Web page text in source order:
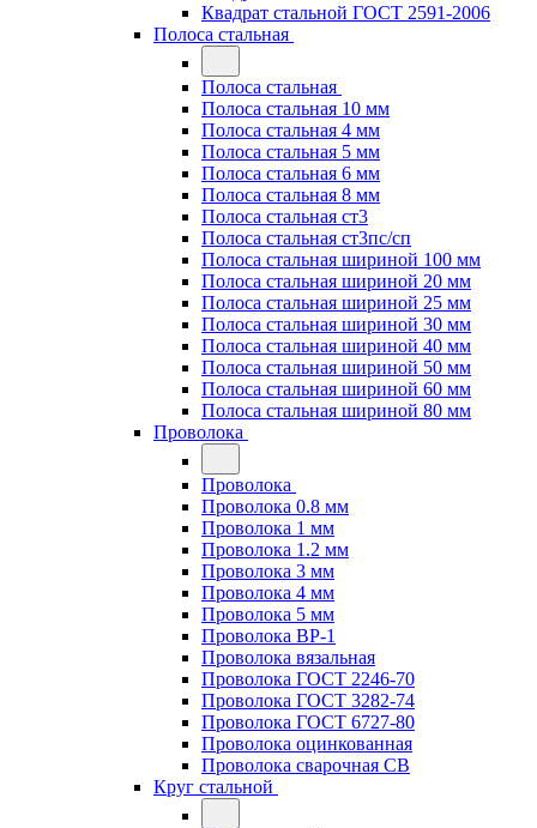
Квадрат стальной ГОСТ 2591-2006
Полоса стальная
Полоса стальная
Полоса стальная 10 мм
Полоса стальная 4 мм
Полоса стальная 5 мм
Полоса стальная 6 мм
Полоса стальная 8 мм
Полоса стальная ст3
Полоса стальная ст3пс/сп
Полоса стальная шириной 100 мм
Полоса стальная шириной 20 мм
Полоса стальная шириной 25 мм
Полоса стальная шириной 30 мм
Полоса стальная шириной 40 мм
Полоса стальная шириной 50 мм
Полоса стальная шириной 60 мм
Полоса стальная шириной 80 мм
Проволока
Проволока
Проволока 0.8 мм
Проволока 1 мм
Проволока 1.2 мм
Проволока 3 мм
Проволока 4 мм
Проволока 5 мм
Проволока ВР-1
Проволока вязальная
Проволока ГОСТ 2246-70
Проволока ГОСТ 3282-74
Проволока ГОСТ 6727-80
Проволока оцинкованная
Проволока сварочная СВ
Круг стальной